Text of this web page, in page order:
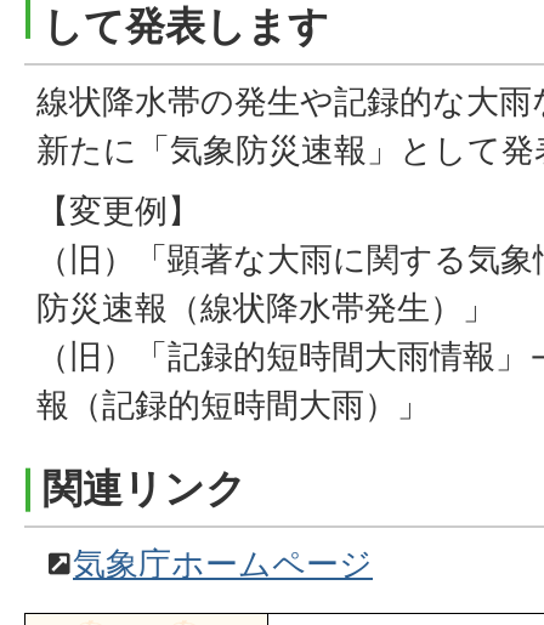
して発表します
線状降水帯の発生や記録的な大
新たに「気象防災速報」として
【変更例】
（旧）「顕著な大雨に関する気
防災速報（線状降水帯発生）」
（旧）「記録的短時間大雨情報
報（記録的短時間大雨）」
関連リンク
気象庁ホームページ